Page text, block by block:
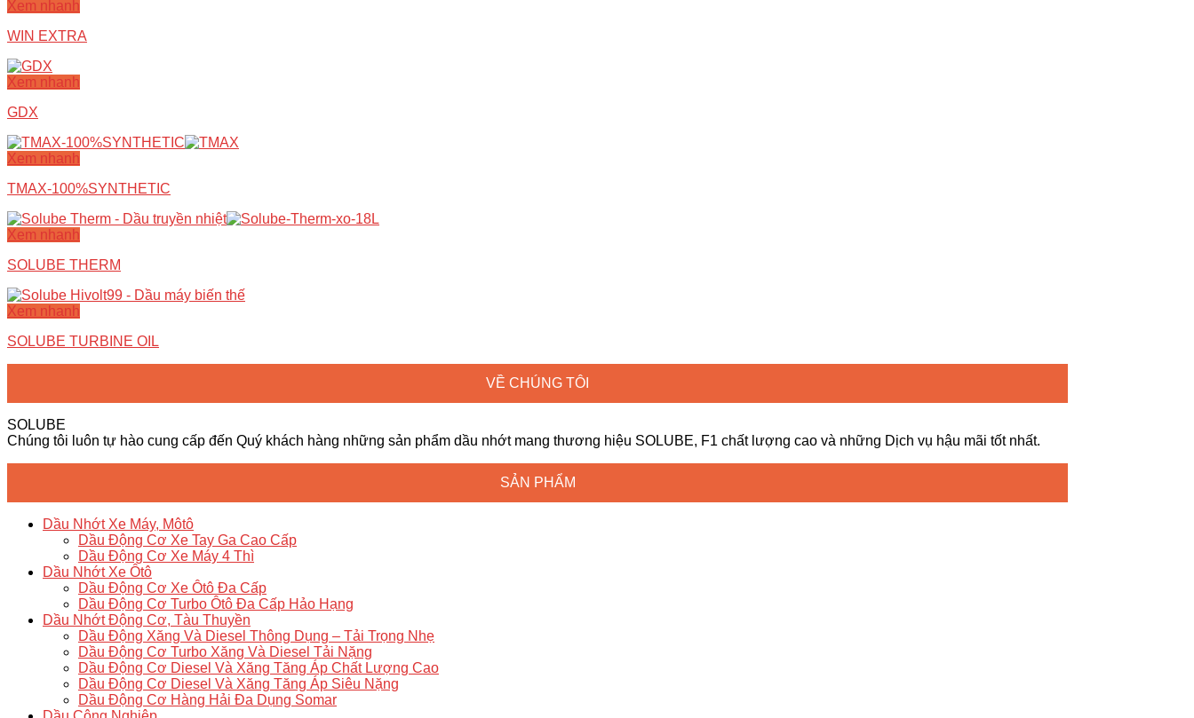
Xem nhanh
WIN EXTRA
Xem nhanh
GDX
Xem nhanh
TMAX-100%SYNTHETIC
Xem nhanh
SOLUBE THERM
Xem nhanh
SOLUBE TURBINE OIL
VỀ CHÚNG TÔI
SOLUBE
Chúng tôi luôn tự hào cung cấp đến Quý khách hàng những sản phẩm dầu nhớt mang thương hiệu SOLUBE, F1 chất lượng cao và những Dịch vụ hậu mãi tốt nhất.
SẢN PHẨM
Dầu Nhớt Xe Máy, Môtô
Dầu Động Cơ Xe Tay Ga Cao Cấp
Dầu Động Cơ Xe Máy 4 Thì
Dầu Nhớt Xe Ôtô
Dầu Động Cơ Xe Ôtô Đa Cấp
Dầu Động Cơ Turbo Ôtô Đa Cấp Hảo Hạng
Dầu Nhớt Động Cơ, Tàu Thuyền
Dầu Động Xăng Và Diesel Thông Dụng – Tải Trọng Nhẹ
Dầu Động Cơ Turbo Xăng Và Diesel Tải Nặng
Dầu Động Cơ Diesel Và Xăng Tăng Áp Chất Lượng Cao
Dầu Động Cơ Diesel Và Xăng Tăng Áp Siêu Nặng
Dầu Động Cơ Hàng Hải Đa Dụng Somar